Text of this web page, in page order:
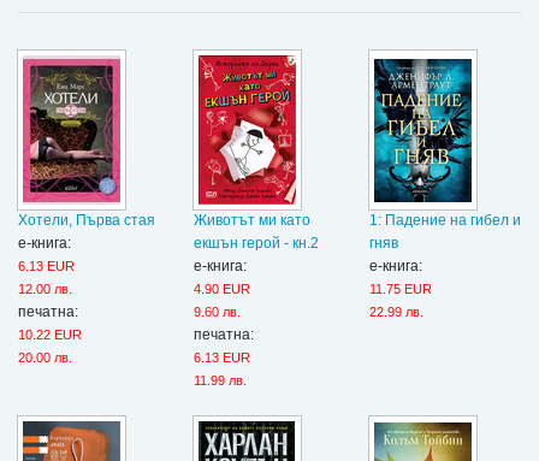
Хотели, Първа стая
е-книга:
6.13 EUR
12.00 лв.
печатна:
10.22 EUR
20.00 лв.
Животът ми като
екшън герой - кн.2
е-книга:
4.90 EUR
9.60 лв.
печатна:
6.13 EUR
11.99 лв.
1: Падение на гибел и
гняв
е-книга:
11.75 EUR
22.99 лв.